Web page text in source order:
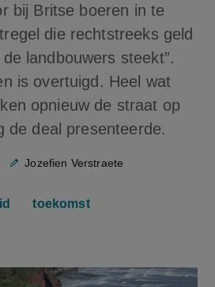
bij Britse boeren in te
die rechtstreeks geld
landbouwers steekt”.
is overtuigd. Heel wat
opnieuw de straat op
de deal presenteerde.
Jozefien Verstraete
toekomst